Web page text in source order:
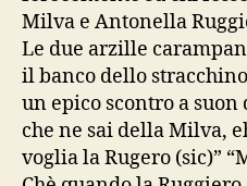
Milva e Antonella
Le due arzille
il banco dello
un epico scontro a
che ne sai della Milva,
voglia la Rugero (sic)”